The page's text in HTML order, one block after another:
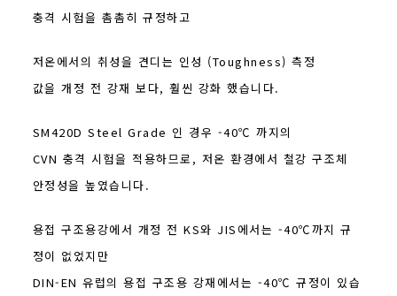
충격 시험을 촘촘히 규정하고
저온에서의 취성을 견디는 인성 (Toughness) 측정
값을 개정 전 강재 보다, 훨씬 강화 했습니다.
SM420D Steel Grade 인 경우 -40℃ 까지의
CVN 충격 시험을 적용하므로, 저온 환경에서 철강 구조체
안정성을 높였습니다.
용접 구조용강에서 개정 전 KS와 JIS에서는 -40℃까지 규
정이 없었지만
DIN-EN 유럽의 용접 구조용 강재에서는 -40℃ 규정이 있습